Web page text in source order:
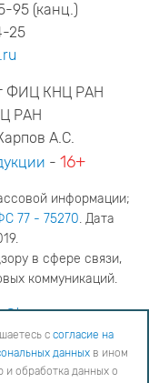
95 (канц.)
25
ФИЦ КНЦ РАН
РАН
А.С.
- 16+
информации;
77 - 75270. Дата
в сфере связи,
коммуникаций.
516
на обработку данных
покинуть сайт. Сбор и обработка
с согласие на
данных в ином
и обработка данных о